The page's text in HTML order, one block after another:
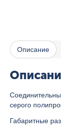
Описание
серого
Габаритные